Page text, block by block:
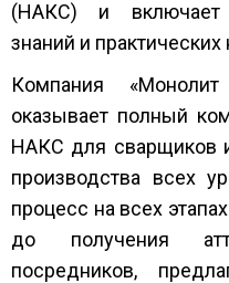
(НАКС) и включает
знаний и
Компания
оказывает полный
НАКС для сварщиков
производства всех
процесс на всех
до получения
посредников,